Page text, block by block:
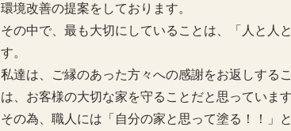
環境改善の提案をしております。
その中で、最も大切にしていることは、「人と人
す。
私達は、ご縁のあった方々への感謝をお返しする
は、お客様の大切な家を守ることだと思っています
その為、職人には「自分の家と思って塗る！！」